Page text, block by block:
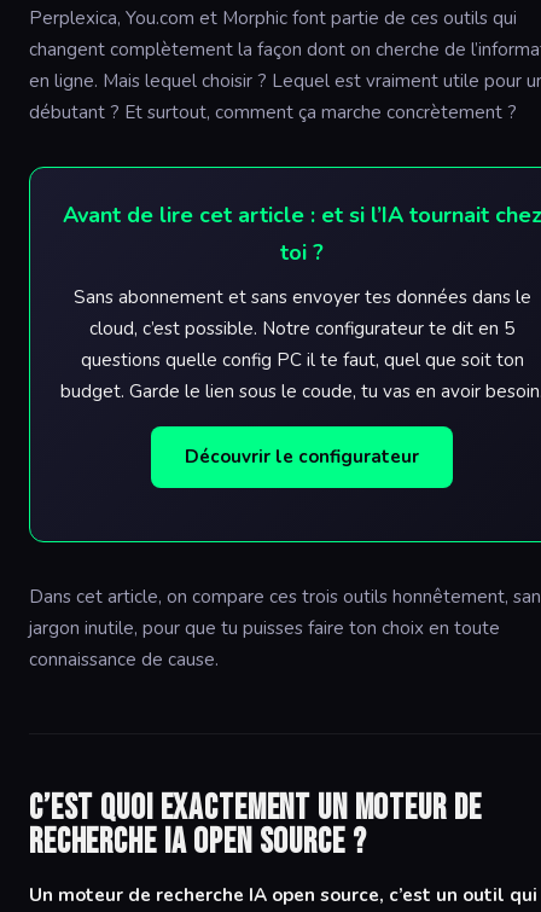
Perplexica, You.com et Morphic font partie de ces outils qui
changent complètement la façon dont on cherche de
en ligne. Mais lequel choisir ? Lequel est vraiment utile pour
débutant ? Et surtout, comment ça marche concrètement ?
Avant de lire cet article : et si l’IA tournait chez
toi ?
Sans abonnement et sans envoyer tes données dans le
cloud, c’est possible. Notre configurateur te dit en 5
questions quelle config PC il te faut, quel que soit ton
budget. Garde le lien sous le coude, tu vas en avoir
Découvrir le configurateur
Dans cet article, on compare ces trois outils honnêtement,
jargon inutile, pour que tu puisses faire ton choix en toute
connaissance de cause.
C’est quoi exactement un moteur de
recherche IA open source ?
Un moteur de recherche IA open source, c’est un outil qui